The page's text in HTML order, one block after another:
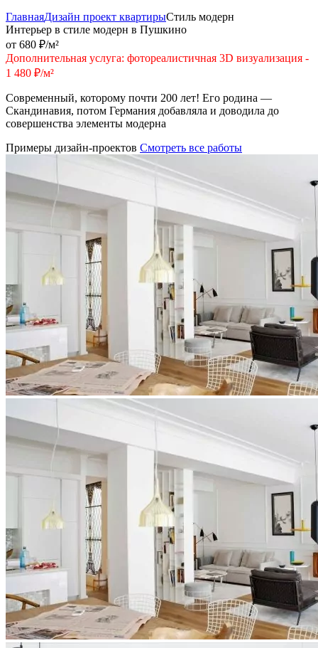
ГлавнаяДизайн проект квартирыСтиль модерн
Интерьер в стиле модерн в Пушкино
от 680 ₽/м²
Дополнительная услуга: фотореалистичная 3D визуализация -
1 480 ₽/м²
Современный, которому почти 200 лет! Его родина —
Скандинавия, потом Германия добавляла и доводила до
совершенства элементы модерна
Примеры дизайн-проектов Смотреть все работы